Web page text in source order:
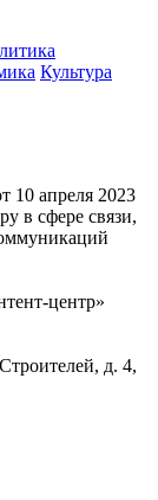
Культура
10 апреля 2023
в сфере связи,
центр»
д. 4,